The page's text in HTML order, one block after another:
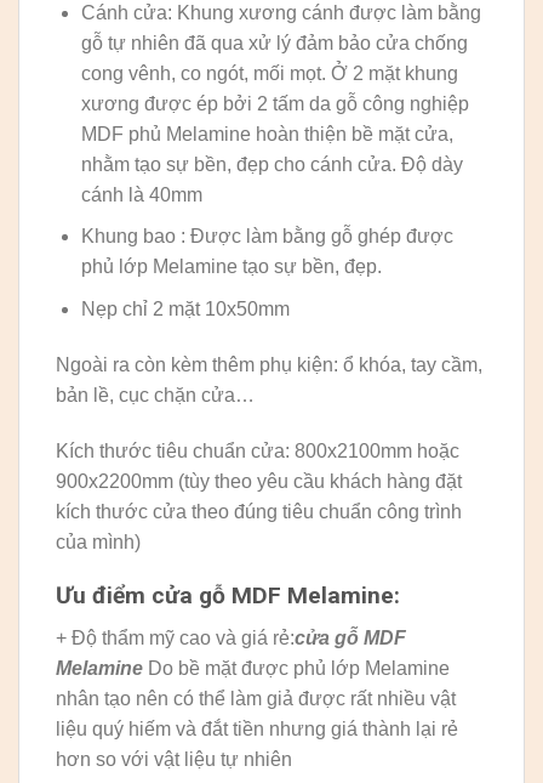
Cánh cửa: Khung xương cánh được làm bằng
gỗ tự nhiên đã qua xử lý đảm bảo cửa chống
cong vênh, co ngót, mối mọt. Ở 2 mặt khung
xương được ép bởi 2 tấm da gỗ công nghiệp
MDF phủ Melamine hoàn thiện bề mặt cửa,
nhằm tạo sự bền, đẹp cho cánh cửa. Độ dày
cánh là 40mm
Khung bao : Được làm bằng gỗ ghép được
phủ lớp Melamine tạo sự bền, đẹp.
Nẹp chỉ 2 mặt 10x50mm
Ngoài ra còn kèm thêm phụ kiện: ổ khóa, tay cầm,
bản lề, cục chặn cửa…
Kích thước tiêu chuẩn cửa: 800x2100mm hoặc
900x2200mm (tùy theo yêu cầu khách hàng đặt
kích thước cửa theo đúng tiêu chuẩn công trình
của mình)
Ưu điểm cửa gỗ MDF Melamine:
+ Độ thẩm mỹ cao và giá rẻ:cửa gỗ MDF
Melamine Do bề mặt được phủ lớp Melamine
nhân tạo nên có thể làm giả được rất nhiều vật
liệu quý hiếm và đắt tiền nhưng giá thành lại rẻ
hơn so với vật liệu tự nhiên